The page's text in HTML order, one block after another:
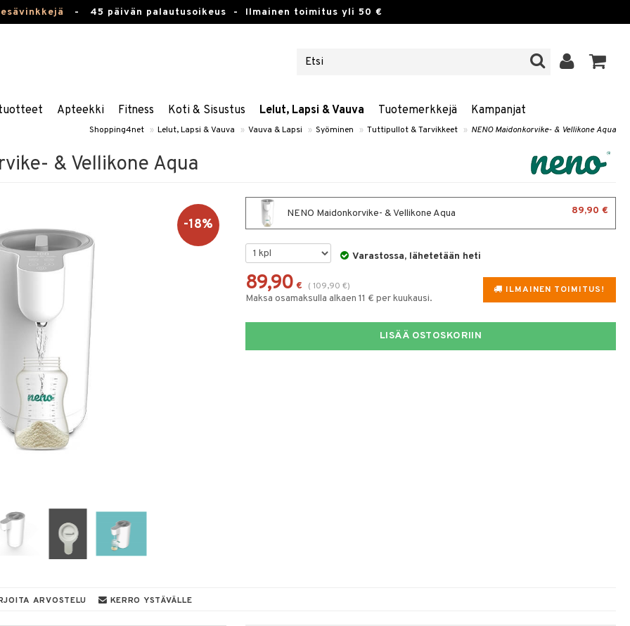
- 45 päivän palautusoikeus - Ilmainen toimitus yli 50 €
Apteekki Fitness Koti & Sisustus Lelut, Lapsi & Vauva Tuotemerkkejä Kampanjat
Shopping4net » Lelut, Lapsi & Vauva » Vauva & Lapsi » Syöminen » Tuttipullot & Tarvikkeet » NENO Maidonkorvike- & Vellikone Aqua
& Vellikone Aqua
-18%
NENO Maidonkorvike- & Vellikone Aqua 89,90 €
Varastossa, lähetetään heti
ILMAINEN TOIMITUS!
89,90 € ( 109,90 €)
Maksa osamaksulla alkaen 11 € per kuukausi.
LISÄÄ OSTOSKORIIN
ARVOSTELU KERRO YSTÄVÄLLE